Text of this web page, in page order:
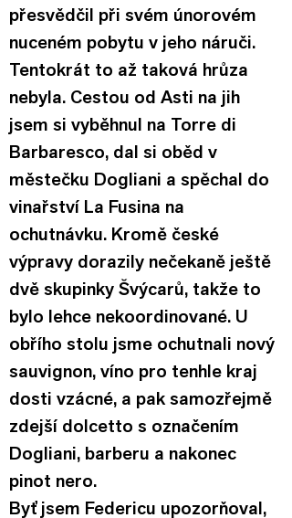
přesvědčil při svém únorovém
nuceném pobytu v jeho náruči.
Tentokrát to až taková hrůza
nebyla. Cestou od Asti na jih
jsem si vyběhnul na Torre di
Barbaresco, dal si oběd v
městečku Dogliani a spěchal do
vinařství La Fusina na
ochutnávku. Kromě české
výpravy dorazily nečekaně ještě
dvě skupinky Švýcarů, takže to
bylo lehce nekoordinované. U
obřího stolu jsme ochutnali nový
sauvignon, víno pro tenhle kraj
dosti vzácné, a pak samozřejmě
zdejší dolcetto s označením
Dogliani, barberu a nakonec
pinot nero.
Byť jsem Federicu upozorňoval,